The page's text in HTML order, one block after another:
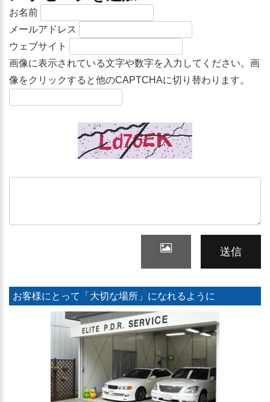
お名前
メールアドレス
ウェブサイト
画像に表示されている文字や数字を入力してください。画
像をクリックすると他のCAPTCHAに切り替わります。
送信
お客様にとって「大切な場所」になれるように